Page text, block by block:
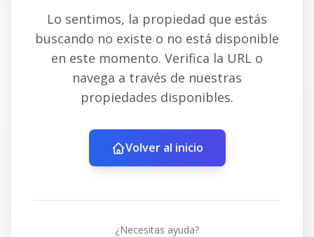
Lo sentimos, la propiedad que estás
buscando no existe o no está disponible
en este momento. Verifica la URL o
navega a través de nuestras
propiedades disponibles.
Volver al inicio
¿Necesitas ayuda?